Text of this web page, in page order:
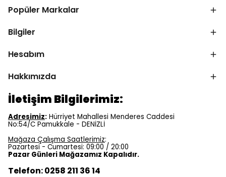
Popüler Markalar
Bilgiler
Hesabım
Hakkımızda
İletişim Bilgilerimiz:
Adresimiz: Hürriyet Mahallesi Menderes Caddesi
No:54/C Pamukkale - DENİZLİ
Mağaza Çalışma Saatlerimiz:
Pazartesi - Cumartesi: 09:00 / 20:00
Pazar Günleri Mağazamız Kapalıdır.
Telefon: 0258 211 36 14